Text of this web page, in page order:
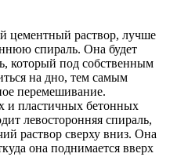
цементный раствор, лучше
спираль. Она будет
который под собственным
на дно, тем самым
перемешивание.
и пластичных бетонных
левосторонняя спираль,
раствор сверху вниз. Она
она поднимается вверх